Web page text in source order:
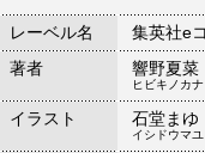
レーベル名
集英社e
著者
響野夏菜
ヒビキノカナ
イラスト 石堂まゆ
イシドウマユ